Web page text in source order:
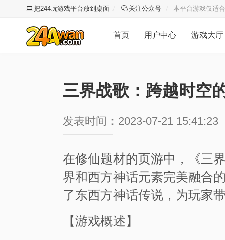
把244玩游戏平台放到桌面 关注公众号 本平台游戏仅适
首页 用户中心 游戏大厅
三界战歌：跨越时空
发表时间：2023-07-21 15:41:23
在修仙题材的页游中，《三
界和西方神话元素完美融合
了东西方神话传说，为玩家
【游戏概述】